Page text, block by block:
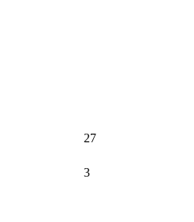
27
3